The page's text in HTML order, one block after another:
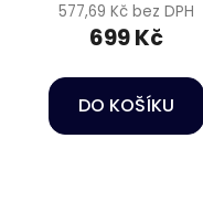
577,69 Kč bez DPH
699 Kč
DO KOŠÍKU